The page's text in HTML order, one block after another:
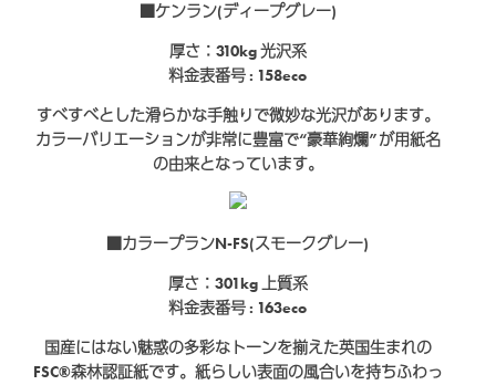
■ケンラン(ディープグレー)
厚さ：310kg光沢系
料金表番号 : 158eco
すべすべとした滑らかな手触りで微妙な光沢があります。
カラーバリエーションが非常に豊富で“豪華絢爛”が用紙名
の由来となっています。
■カラープランN-FS(スモークグレー)
厚さ：301kg 上質系
料金表番号 : 163eco
国産にはない魅惑の多彩なトーンを揃えた英国生まれの
FSC®森林認証紙です。紙らしい表面の風合いを持ちふわっ